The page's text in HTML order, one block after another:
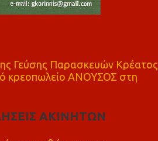
Γεύσης Παρασκευών Κρέατος
κρεοπωλείο ΑΝΟΥΣΟΣ στη
ΑΚΙΝΗΤΩΝ